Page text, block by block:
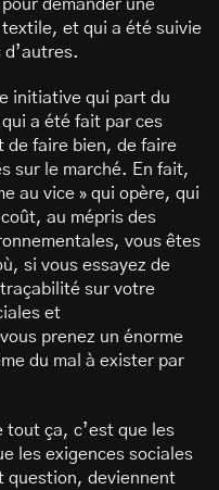
demander une
et qui a été suivie
d’autres.
initiative qui part du
a été fait par ces
de faire bien, de faire
sur le marché. En fait,
au vice » qui opère, qui
au mépris des
vous êtes
si vous essayez de
sur votre
et
prenez un énorme
du mal à exister par
tout ça, c’est que les
les exigences sociales
question, deviennent